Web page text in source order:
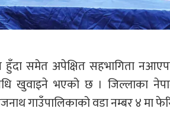
समेत अपेक्षित सहभागिता
खुवाइने भएको छ । जिल्लाका
गाउँपालिकाको वडा नम्बर ४ मा